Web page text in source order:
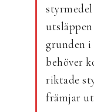
grunden i
behöver
riktade
främjar